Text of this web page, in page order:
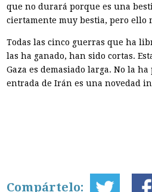
que no durará porque es una
ciertamente muy bestia, pero ello
Todas las cinco guerras que ha
las ha ganado, han sido cortas.
Gaza es demasiado larga. No la
entrada de Irán es una novedad
Compártelo: